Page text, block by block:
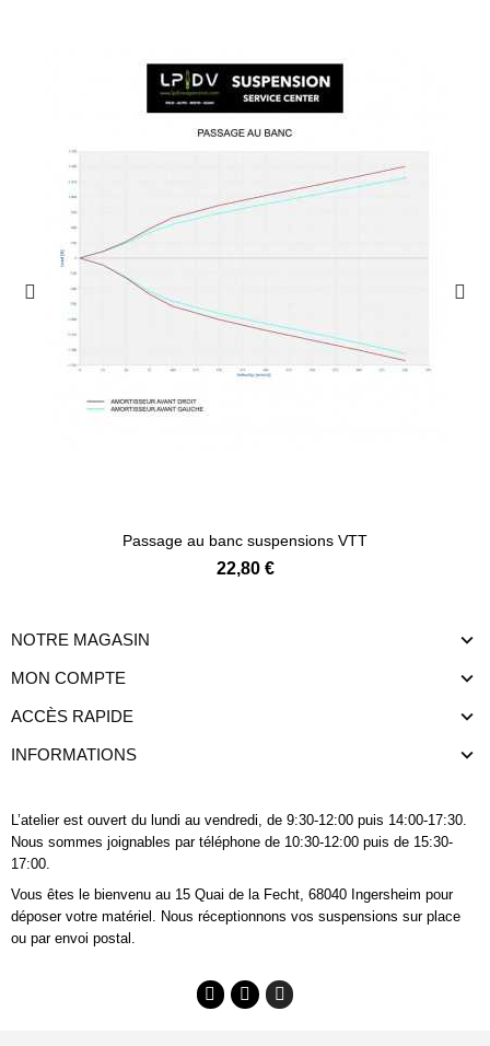
Passage au banc suspensions VTT
22,80 €
NOTRE MAGASIN
MON COMPTE
ACCÈS RAPIDE
INFORMATIONS
L’atelier est ouvert du lundi au vendredi, de 9:30-12:00 puis 14:00-17:30.
Nous sommes joignables par téléphone de 10:30-12:00 puis de 15:30-
17:00.
Vous êtes le bienvenu au 15 Quai de la Fecht, 68040 Ingersheim pour
déposer votre matériel. Nous réceptionnons vos suspensions sur place
ou par envoi postal.